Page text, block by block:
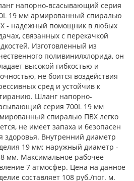
напорно-всасывающий серия
19 мм армированный спиралью
- надежный помощник в любых
связанных с перекачкой
Изготовленный из
поливинилхлорида, он
высокой гибкостью и
не боится воздействия
сред и устойчив к
Шланг напорно-
серия 700L 19 мм
спиралью ПВХ легко
не имеет запаха и безопасен
здоровья. Внутренний диаметр
19 мм; наружный диаметр -
мм. Максимальное рабочее
7 атмосфер. Цена на данное
составляет 108 руб./пог. м.